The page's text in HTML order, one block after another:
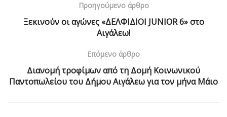
Προηγούμενο άρθρο
Ξεκινούν οι αγώνες «ΔΕΛΦΙΔΙΟΙ JUNIOR 6» στο
Αιγάλεω!
Επόμενο άρθρο
Διανομή τροφίμων από τη Δομή Κοινωνικού
Παντοπωλείου του Δήμου Αιγάλεω για τον μήνα Μάιο